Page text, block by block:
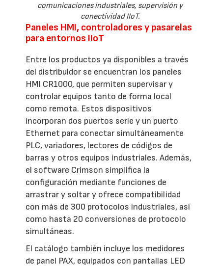
comunicaciones industriales, supervisión y
conectividad IIoT.
Paneles HMI, controladores y pasarelas
para entornos IIoT
Entre los productos ya disponibles a través
del distribuidor se encuentran los paneles
HMI CR1000, que permiten supervisar y
controlar equipos tanto de forma local
como remota. Estos dispositivos
incorporan dos puertos serie y un puerto
Ethernet para conectar simultáneamente
PLC, variadores, lectores de códigos de
barras y otros equipos industriales. Además,
el software Crimson simplifica la
configuración mediante funciones de
arrastrar y soltar y ofrece compatibilidad
con más de 300 protocolos industriales, así
como hasta 20 conversiones de protocolo
simultáneas.
El catálogo también incluye los medidores
de panel PAX, equipados con pantallas LED